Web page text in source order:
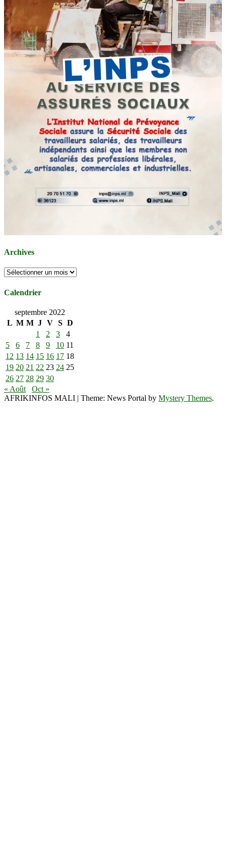
Archives
Archives
Calendrier
septembre 2022
L M M J V S D
1
2 3
4
5
6 7 8 9 10 11
12 13 14 15 16 17 18
19 20 21 22 23 24 25
26 27 28 29 30
« Août
Oct »
AFRIKINFOS MALI | Theme: News Portal by Mystery Themes.